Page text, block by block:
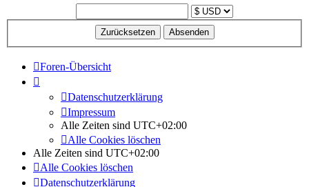
Foren-Übersicht
Datenschutzerklärung
Impressum
Alle Zeiten sind UTC+02:00
Alle Cookies löschen
Alle Zeiten sind UTC+02:00
Alle Cookies löschen
Datenschutzerklärung